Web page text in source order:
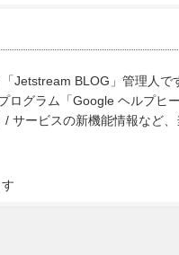
Jetstream BLOG」管理人で
ログラム「Google ヘルプヒ
サービスの新機能情報など、